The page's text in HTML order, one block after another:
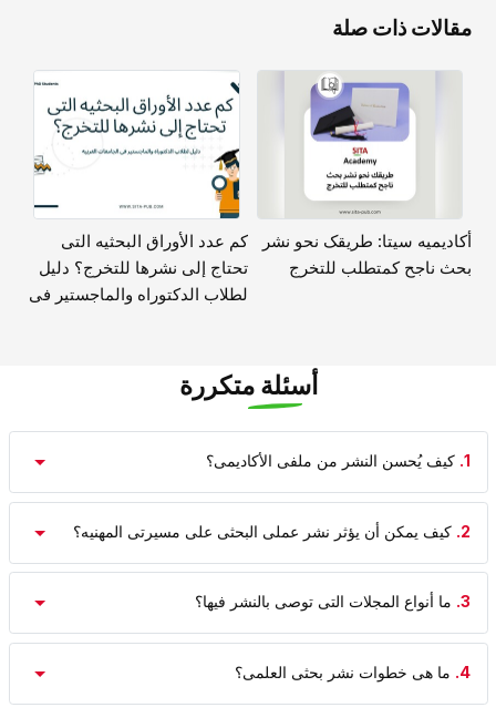
مقالات ذات صلة
أکادیمیه سیتا: طریقک نحو نشر
بحث ناجح کمتطلب للتخرج
کم عدد الأوراق البحثیه التی
تحتاج إلى نشرها للتخرج؟ دلیل
لطلاب الدکتوراه والماجستیر فی
أسئلة متكررة
1. کیف یُحسن النشر من ملفی الأکادیمی؟
2. کیف یمکن أن یؤثر نشر عملی البحثی على مسیرتی المهنیه؟
3. ما أنواع المجلات التی توصی بالنشر فیها؟
4. ما هی خطوات نشر بحثی العلمی؟